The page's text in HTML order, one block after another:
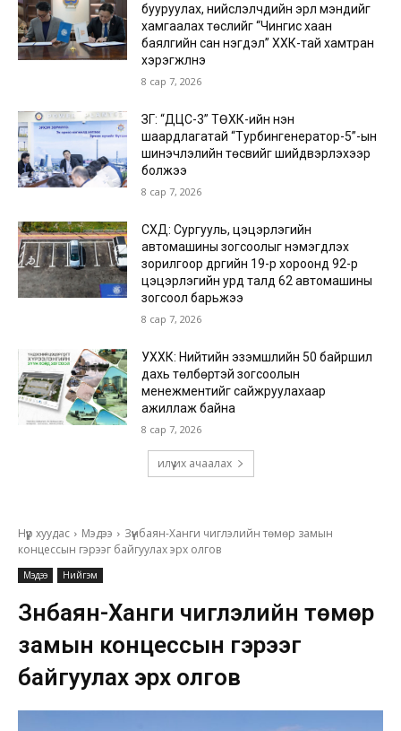
бууруулах, нийслэлчүүдийн эрүүл мэндийг
хамгаалах төслийг “Чингис хаан
баялгийн сан нэгдэл” ХХК-тай хамтран
хэрэгжүүлнэ
8 сар 7, 2026
ЗГ: “ДЦС-3” ТӨХК-ийн нэн
шаардлагатай “Турбингенератор-5”-ын
шинэчлэлийн төсвийг шийдвэрлэхээр
болжээ
8 сар 7, 2026
СХД: Сургууль, цэцэрлэгийн
автомашины зогсоолыг нэмэгдүүлэх
зорилгоор дүүргийн 19-р хороонд 92-р
цэцэрлэгийн урд талд 62 автомашины
зогсоол барьжээ
8 сар 7, 2026
УХХК: Нийтийн эзэмшлийн 50 байршил
дахь төлбөртэй зогсоолын
менежментийг сайжруулахаар
ажиллаж байна
8 сар 7, 2026
илүү их ачаалах